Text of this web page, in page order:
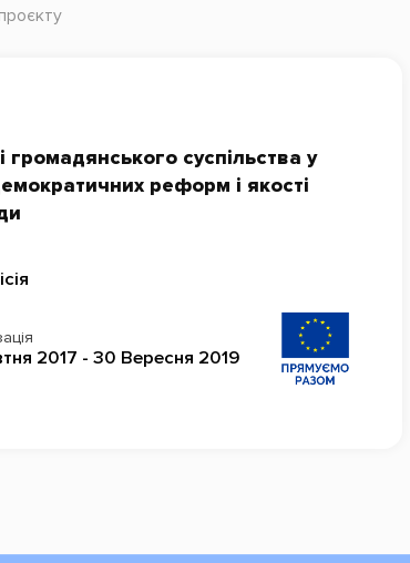
громадянського суспільства у
реформ і якості
2017 - 30 Вересня 2019